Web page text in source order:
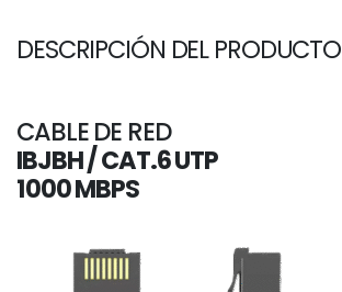
DESCRIPCIÓN DEL PRODUCTO
CABLE DE RED
IBJBH / CAT.6 UTP
1000 MBPS